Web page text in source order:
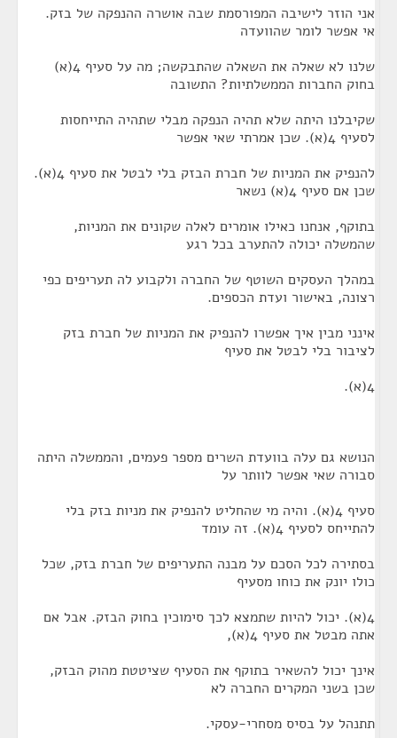
אני הוזר לישיבה המפורסמת שבה אושרה ההנפקה של בזק.
אי אפשר לומר שהוועדה
שלנו לא שאלה את השאלה שהתבקשה; מה על סעיף 4(א)
בחוק החברות הממשלתיות? התשובה
שקיבלנו היתה שלא תהיה הנפקה מבלי שתהיה התייחסות
לסעיף 4(א). שכן אמרתי שאי אפשר
להנפיק את המניות של חברת הבזק בלי לבטל את סעיף 4(א).
שכן אם סעיף 4(א) נשאר
בתוקף, אנחנו כאילו אומרים לאלה שקונים את המניות,
שהמשלה יכולה להתערב בכל רגע
במהלך העסקים השוטף של החברה ולקבוע לה תעריפים כפי
רצונה, באישור ועדת הכספים.
אינני מבין איך אפשרו להנפיק את המניות של חברת בזק
לציבור בלי לבטל את סעיף
4(א).
הנושא גם עלה בוועדת השרים מספר פעמים, והממשלה היתה
סבורה שאי אפשר לוותר על
סעיף 4(א). והיה מי שהחליט להנפיק את מניות בזק בלי
להתייחס לסעיף 4(א). זה עומד
בסתירה לכל הסכם על מבנה התעריפים של חברת בזק, שכל
כולו יונק את כוחו מסעיף
4(א). יכול להיות שתמצא לכך סימוכין בחוק הבזק. אבל אם
אתה מבטל את סעיף 4(א),
אינך יכול להשאיר בתוקף את הסעיף שציטטת מהוק הבזק,
שכן בשני המקרים החברה לא
תתנהל על בסיס מסחרי-עסקי.